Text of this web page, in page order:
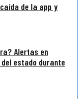
de la app y
Alertas en
estado durante